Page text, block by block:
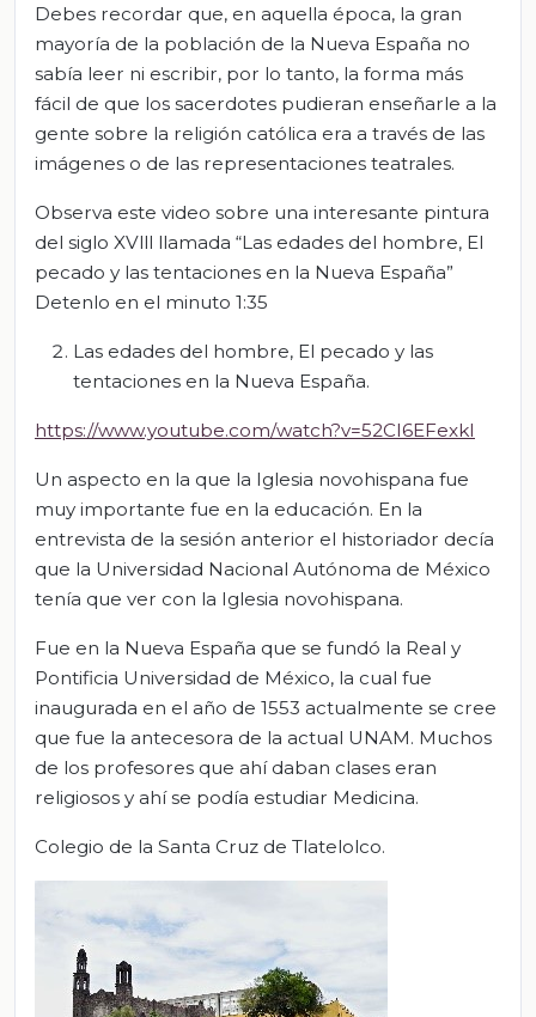
Debes recordar que, en aquella época, la gran
mayoría de la población de la Nueva España no
sabía leer ni escribir, por lo tanto, la forma más
fácil de que los sacerdotes pudieran enseñarle a la
gente sobre la religión católica era a través de las
imágenes o de las representaciones teatrales.
Observa este video sobre una interesante pintura
del siglo XVlll llamada “Las edades del hombre, El
pecado y las tentaciones en la Nueva España”
Detenlo en el minuto 1:35
Las edades del hombre, El pecado y las
tentaciones en la Nueva España.
https://www.youtube.com/watch?v=52CI6EFexkI
Un aspecto en la que la Iglesia novohispana fue
muy importante fue en la educación. En la
entrevista de la sesión anterior el historiador decía
que la Universidad Nacional Autónoma de México
tenía que ver con la Iglesia novohispana.
Fue en la Nueva España que se fundó la Real y
Pontificia Universidad de México, la cual fue
inaugurada en el año de 1553 actualmente se cree
que fue la antecesora de la actual UNAM. Muchos
de los profesores que ahí daban clases eran
religiosos y ahí se podía estudiar Medicina.
Colegio de la Santa Cruz de Tlatelolco.